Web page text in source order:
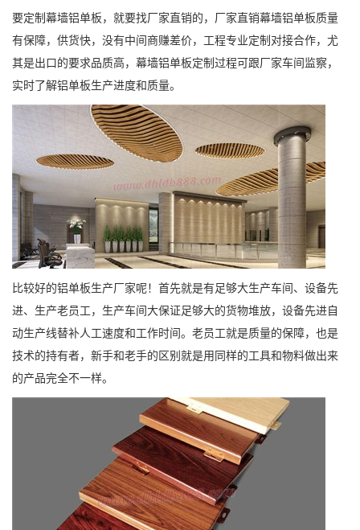
要定制幕墙铝单板，就要找厂家直销的，厂家直销幕墙铝单板质量
有保障，供货快，没有中间商赚差价，工程专业定制对接合作，尤
其是出口的要求品质高，幕墙铝单板定制过程可跟厂家车间监察，
实时了解铝单板生产进度和质量。
比较好的铝单板生产厂家呢！首先就是有足够大生产车间、设备先
进、生产老员工，生产车间大保证足够大的货物堆放，设备先进自
动生产线替补人工速度和工作时间。老员工就是质量的保障，也是
技术的持有者，新手和老手的区别就是用同样的工具和物料做出来
的产品完全不一样。